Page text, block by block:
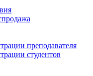
преподавателя
студентов